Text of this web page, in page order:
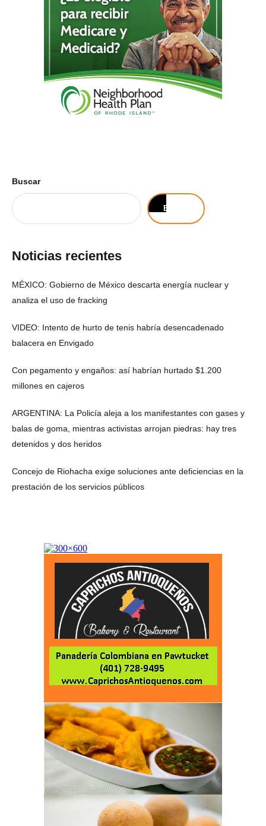
Buscar
Buscar
Noticias recientes
MÉXICO: Gobierno de México descarta energía nuclear y
analiza el uso de fracking
VIDEO: Intento de hurto de tenis habría desencadenado
balacera en Envigado
Con pegamento y engaños: así habrían hurtado $1.200
millones en cajeros
ARGENTINA: La Policía aleja a los manifestantes con gases y
balas de goma, mientras activistas arrojan piedras: hay tres
detenidos y dos heridos
Concejo de Riohacha exige soluciones ante deficiencias en la
prestación de los servicios públicos